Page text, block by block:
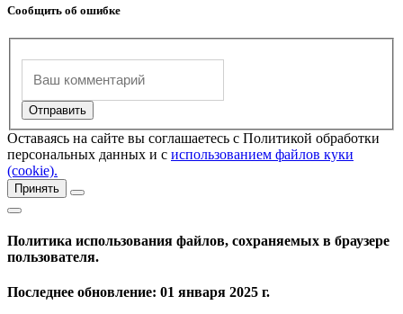
Сообщить об ошибке
Оставаясь на сайте вы соглашаетесь с Политикой обработки
персональных данных и с использованием файлов куки
(cookie).
Принять
Политика использования файлов, сохраняемых в браузере
пользователя.
Последнее обновление: 01 января 2025 г.